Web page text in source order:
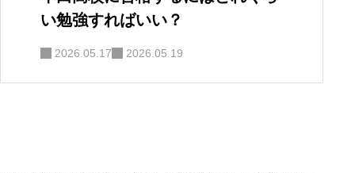
い勉強すればいい？
2026.05.17 2026.05.19